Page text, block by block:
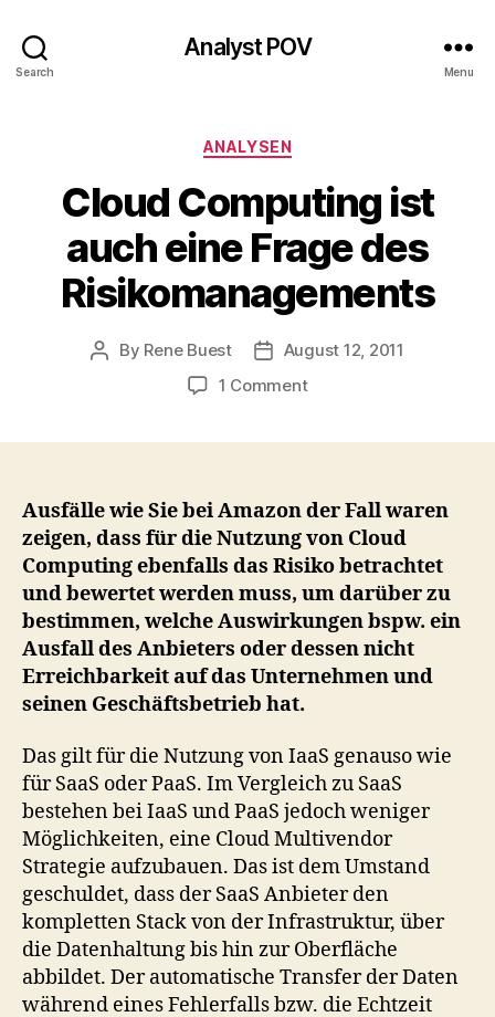
Search
Analyst POV
Menu
Categories
ANALYSEN
Cloud Computing ist
auch eine Frage des
Risikomanagements
Post
By Rene Buest
PostAugust 12, 2011
1 Commenton
eine
Frage
des
Risikomanagements
Ausfälle wie Sie bei Amazon der Fall waren
zeigen, dass für die Nutzung von Cloud
Computing ebenfalls das Risiko betrachtet
und bewertet werden muss, um darüber zu
bestimmen, welche Auswirkungen bspw. ein
Ausfall des Anbieters oder dessen nicht
Erreichbarkeit auf das Unternehmen und
seinen Geschäftsbetrieb hat.
Das gilt für die Nutzung von IaaS genauso wie
für SaaS oder PaaS. Im Vergleich zu SaaS
bestehen bei IaaS und PaaS jedoch weniger
Möglichkeiten, eine Cloud Multivendor
Strategie aufzubauen. Das ist dem Umstand
geschuldet, dass der SaaS Anbieter den
kompletten Stack von der Infrastruktur, über
die Datenhaltung bis hin zur Oberfläche
abbildet. Der automatische Transfer der Daten
während eines Fehlerfalls bzw. die Echtzeit